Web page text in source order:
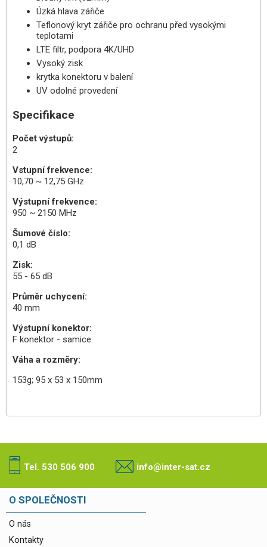
Úzká hlava zářiče
Teflonový kryt zářiče pro ochranu před vysokými
teplotami
LTE filtr, podpora 4K/UHD
Vysoký zisk
krytka konektoru v balení
UV odolné provedení
Specifikace
Počet výstupů:
2
Vstupní frekvence:
10,70 ~ 12,75 GHz
Výstupní frekvence:
950 ~ 2150 MHz
Šumové číslo:
0,1 dB
Zisk:
55 - 65 dB
Průměr uchycení:
40 mm
Výstupní konektor:
F konektor - samice
Váha a rozměry:
153g; 95 x 53 x 150mm
Tel. 530 506 900 info@inter-sat.cz
O SPOLEČNOSTI
O nás
Kontakty